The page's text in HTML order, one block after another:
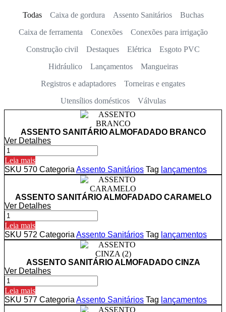
Caixa de gordura Assento Sanitários
Buchas
Caixa de ferramenta
Conexões
Conexões para irrigação
Construção civil
Destaques Elétrica
Esgoto PVC
Hidráulico
Lançamentos
Mangueiras
Registros e adaptadores
Torneiras e engates
Utensílios domésticos
Válvulas
Todas
ASSENTO SANITÁRIO ALMOFADADO BRANCO
Ver Detalhes
ASSENTO
SANITÁRIO
ALMOFADADO
BRANCO
Leia mais
SKU 570 Categoria Assento Sanitários Tag lançamentos
ASSENTO SANITÁRIO ALMOFADADO CARAMELO
Ver Detalhes
ASSENTO
SANITÁRIO
ALMOFADADO
CARAMELO
Leia mais
SKU 572 Categoria Assento Sanitários Tag lançamentos
ASSENTO SANITÁRIO ALMOFADADO CINZA
Ver Detalhes
ASSENTO
SANITÁRIO
ALMOFADADO
CINZA
Leia mais
SKU 577 Categoria Assento Sanitários Tag lançamentos